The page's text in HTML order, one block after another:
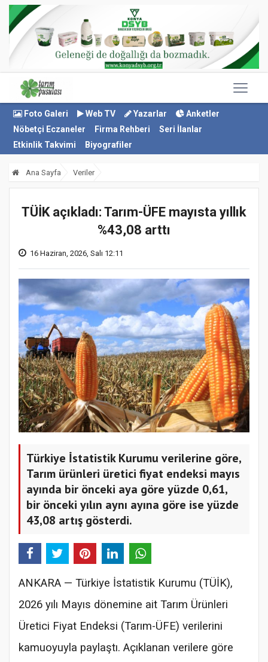
Foto Galeri Web TV Yazarlar
Anketler
Nöbetçi Eczaneler
Firma Rehberi
Seri İlanlar
Etkinlik Takvimi
Biyografiler
Ana Sayfa Veriler
TÜİK açıkladı: Tarım-ÜFE mayısta yıllık
%43,08 arttı
16 Haziran, 2026, Salı 12:11
Türkiye İstatistik Kurumu verilerine göre,
Tarım ürünleri üretici fiyat endeksi mayıs
ayında bir önceki aya göre yüzde 0,61,
bir önceki yılın aynı ayına göre ise yüzde
43,08 artış gösterdi.
ANKARA — Türkiye İstatistik Kurumu (TÜİK),
2026 yılı Mayıs dönemine ait Tarım Ürünleri
Üretici Fiyat Endeksi (Tarım-ÜFE) verilerini
kamuoyuyla paylaştı. Açıklanan verilere göre